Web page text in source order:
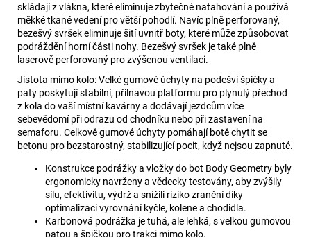
skládají z vlákna, které eliminuje zbytečné natahování a používá
měkké tkané vedení pro větší pohodlí. Navíc plně perforovaný,
bezešvý svršek eliminuje šití uvnitř boty, které může způsobovat
podráždění horní části nohy. Bezešvý svršek je také plně
laserově perforovaný pro zvýšenou ventilaci.
Jistota mimo kolo: Velké gumové úchyty na podešvi špičky a
paty poskytují stabilní, přilnavou platformu pro plynulý přechod
z kola do vaší místní kavárny a dodávají jezdcům více
sebevědomí při odrazu od chodníku nebo při zastavení na
semaforu. Celkově gumové úchyty pomáhají botě chytit se
betonu pro bezstarostný, stabilizující pocit, když nejsou zapnuté.
Konstrukce podrážky a vložky do bot Body Geometry byly
ergonomicky navrženy a vědecky testovány, aby zvýšily
sílu, efektivitu, výdrž a snížili riziko zranění díky
optimalizaci vyrovnání kyčle, kolene a chodidla.
Karbonová podrážka je tuhá, ale lehká, s velkou gumovou
patou a špičkou pro trakci mimo kolo.